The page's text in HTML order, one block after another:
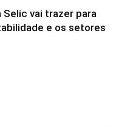
Selic vai trazer para
e os setores